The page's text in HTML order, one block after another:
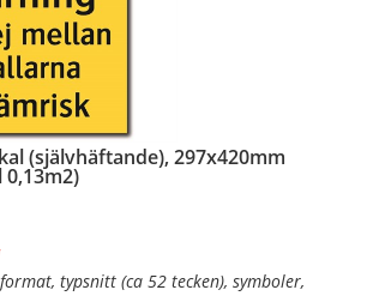
(självhäftande), 297x420mm
typsnitt (ca 52 tecken), symboler,